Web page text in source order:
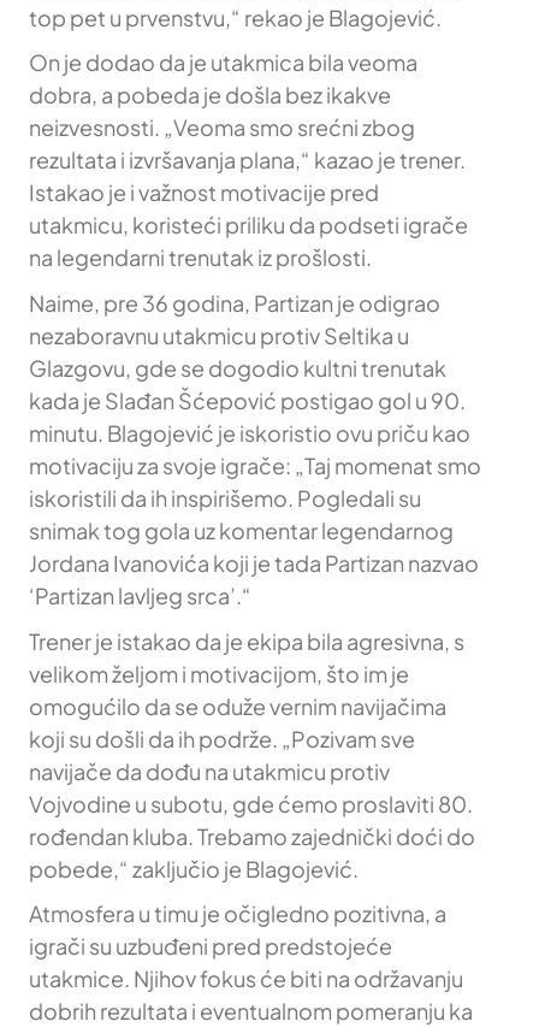
top pet u prvenstvu,“ rekao je Blagojević.
On je dodao da je utakmica bila veoma
dobra, a pobeda je došla bez ikakve
neizvesnosti. „Veoma smo srećni zbog
rezultata i izvršavanja plana,“ kazao je trener.
Istakao je i važnost motivacije pred
utakmicu, koristeći priliku da podseti igrače
na legendarni trenutak iz prošlosti.
Naime, pre 36 godina, Partizan je odigrao
nezaboravnu utakmicu protiv Seltika u
Glazgovu, gde se dogodio kultni trenutak
kada je Slađan Šćepović postigao gol u 90.
minutu. Blagojević je iskoristio ovu priču kao
motivaciju za svoje igrače: „Taj momenat smo
iskoristili da ih inspirišemo. Pogledali su
snimak tog gola uz komentar legendarnog
Jordana Ivanovića koji je tada Partizan nazvao
‘Partizan lavljeg srca’.“
Trener je istakao da je ekipa bila agresivna, s
velikom željom i motivacijom, što im je
omogućilo da se oduže vernim navijačima
koji su došli da ih podrže. „Pozivam sve
navijače da dođu na utakmicu protiv
Vojvodine u subotu, gde ćemo proslaviti 80.
rođendan kluba. Trebamo zajednički doći do
pobede,“ zaključio je Blagojević.
Atmosfera u timu je očigledno pozitivna, a
igrači su uzbuđeni pred predstojeće
utakmice. Njihov fokus će biti na održavanju
dobrih rezultata i eventualnom pomeranju ka